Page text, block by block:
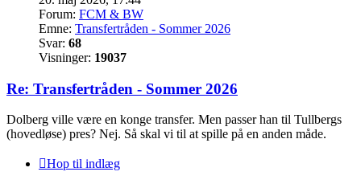
Forum: FCM & BW
Emne: Transfertråden - Sommer 2026
Svar: 68
Visninger: 19037
Re: Transfertråden - Sommer 2026
Dolberg ville være en konge transfer. Men passer han til Tullbergs
(hovedløse) pres? Nej. Så skal vi til at spille på en anden måde.
Hop til indlæg